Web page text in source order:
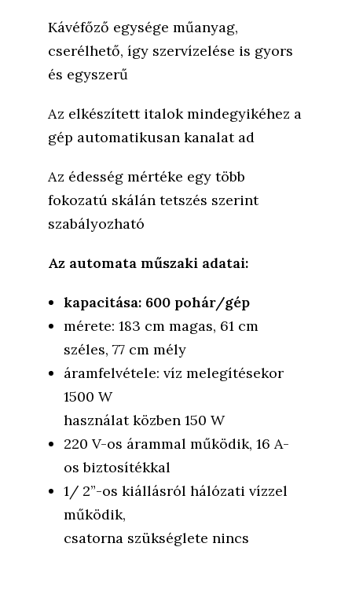
Kávéfőző egysége műanyag,
cserélhető, így szervízelése is gyors
és egyszerű
Az elkészített italok mindegyikéhez a
gép automatikusan kanalat ad
Az édesség mértéke egy több
fokozatú skálán tetszés szerint
szabályozható
Az automata műszaki adatai:
kapacitása: 600 pohár/gép
mérete: 183 cm magas, 61 cm
széles, 77 cm mély
áramfelvétele: víz melegítésekor
1500 W
használat közben 150 W
220 V-os árammal működik, 16 A-
os biztosítékkal
1/ 2”-os kiállásról hálózati vízzel
működik,
csatorna szükséglete nincs